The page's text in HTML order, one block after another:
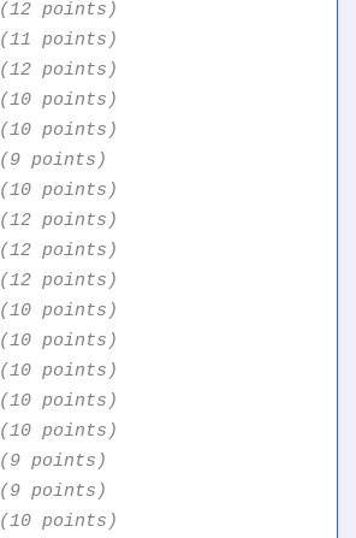
(12 points)
(11 points)
(12 points)
(10 points)
(10 points)
(9 points)
(10 points)
(12 points)
(12 points)
(12 points)
(10 points)
(10 points)
(10 points)
(10 points)
(10 points)
(9 points)
(9 points)
(10 points)